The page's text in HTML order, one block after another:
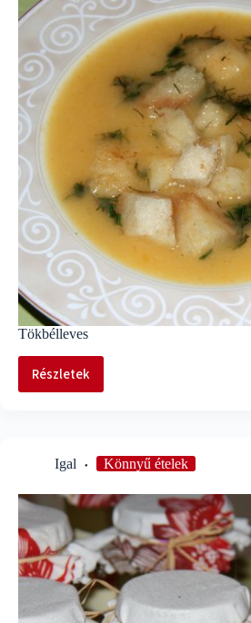
Tökbélleves
RészletekTökbélleves
Igal Könnyű ételek